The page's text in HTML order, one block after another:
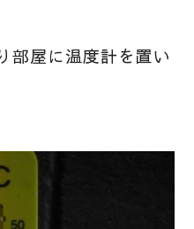
部屋に温度計を置い